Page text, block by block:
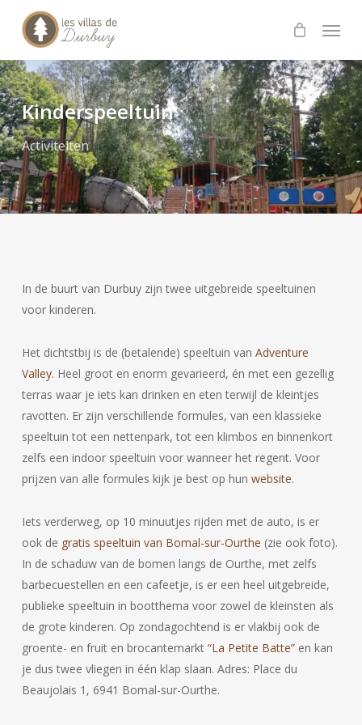
content
Menu
Kinderspeeltuin
Activiteiten
In de buurt van Durbuy zijn twee uitgebreide speeltuinen
voor kinderen.
Het dichtstbij is de (betalende) speeltuin van Adventure
Valley. Heel groot en enorm gevarieerd, én met een gezellig
terras waar je iets kan drinken en eten terwijl de kleintjes
ravotten. Er zijn verschillende formules, van een klassieke
speeltuin tot een nettenpark, tot een klimbos en binnenkort
zelfs een indoor speeltuin voor wanneer het regent. Voor
prijzen van alle formules kijk je best op hun website.
Iets verderweg, op 10 minuutjes rijden met de auto, is er
ook de gratis speeltuin van Bomal-sur-Ourthe (zie ook foto).
In de schaduw van de bomen langs de Ourthe, met zelfs
barbecuestellen en een cafeetje, is er een heel uitgebreide,
publieke speeltuin in bootthema voor zowel de kleinsten als
de grote kinderen. Op zondagochtend is er vlakbij ook de
groente- en fruit en brocantemarkt “La Petite Batte”en kan
je dus twee vliegen in één klap slaan. Adres: Place du
Beaujolais 1, 6941 Bomal-sur-Ourthe.